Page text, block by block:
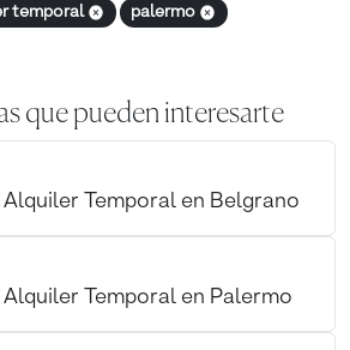
temporal palermo
que pueden interesarte
Alquiler Temporal en Belgrano
Temporal en Palermo